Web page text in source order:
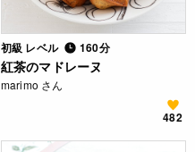
初級 レベル 160分
紅茶のマドレーヌ
marimo さん
482